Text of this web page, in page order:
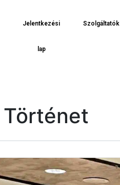
Jelentkezési
lap
Szolgáltatók
Történet